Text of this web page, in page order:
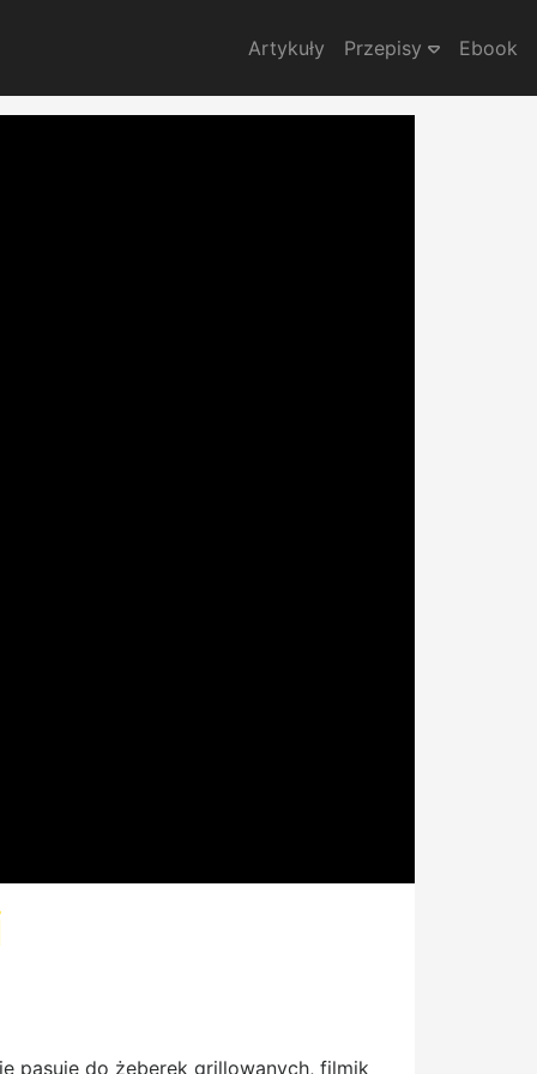
Artykuły Przepisy Ebook
pasuje do żeberek grillowanych, filmik